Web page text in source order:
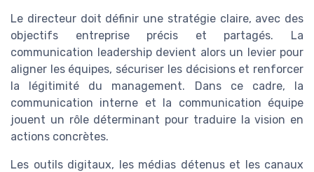
Le directeur doit définir une stratégie claire, avec des
objectifs entreprise précis et partagés. La
communication leadership devient alors un levier pour
aligner les équipes, sécuriser les décisions et renforcer
la légitimité du management. Dans ce cadre, la
communication interne et la communication équipe
jouent un rôle déterminant pour traduire la vision en
actions concrètes.
Les outils digitaux, les médias détenus et les canaux